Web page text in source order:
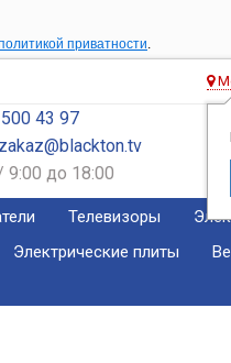
приватности.
43 97
zakaz@blackton.tv
до 18:00
Телевизоры
Электрические плиты